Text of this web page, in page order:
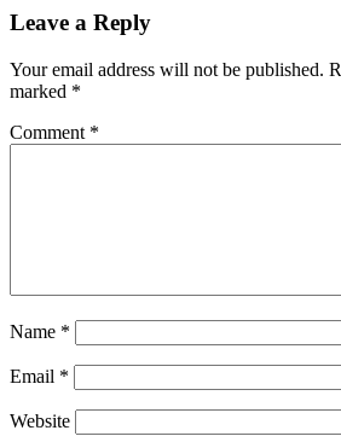
Leave a Reply
Your email address will not be published.
marked *
Comment *
Name *
Email *
Website